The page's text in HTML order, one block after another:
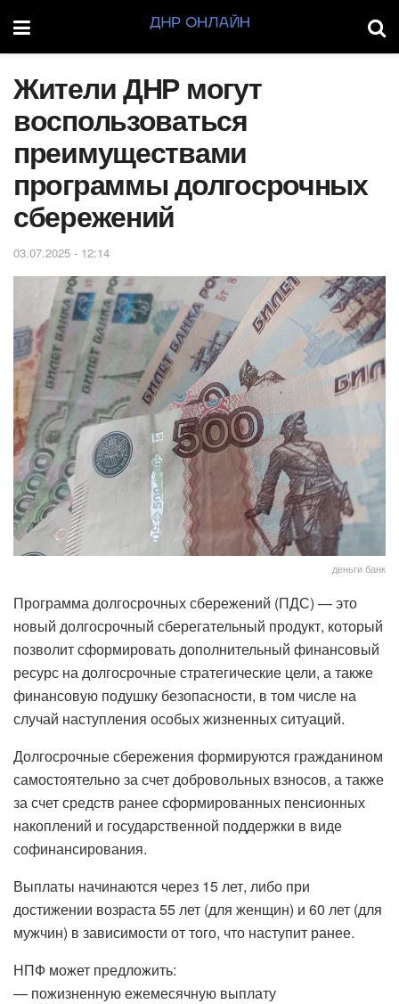
Жители ДНР могут
воспользоваться
преимуществами
программы долгосрочных
сбережений
03.07.2025 - 12:14
деньги банк
Программа долгосрочных сбережений (ПДС) — это
новый долгосрочный сберегательный продукт, который
позволит сформировать дополнительный финансовый
ресурс на долгосрочные стратегические цели, а также
финансовую подушку безопасности, в том числе на
случай наступления особых жизненных ситуаций.
Долгосрочные сбережения формируются гражданином
самостоятельно за счет добровольных взносов, а также
за счет средств ранее сформированных пенсионных
накоплений и государственной поддержки в виде
софинансирования.
Выплаты начинаются через 15 лет, либо при
достижении возраста 55 лет (для женщин) и 60 лет (для
мужчин) в зависимости от того, что наступит ранее.
НПФ может предложить:
— пожизненную ежемесячную выплату